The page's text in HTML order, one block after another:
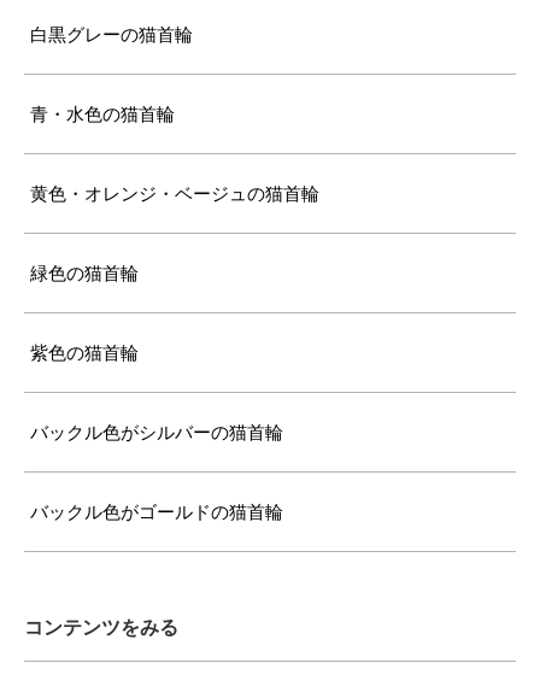
白黒グレーの猫首輪
青・水色の猫首輪
黄色・オレンジ・ベージュの猫首輪
緑色の猫首輪
紫色の猫首輪
バックル色がシルバーの猫首輪
バックル色がゴールドの猫首輪
コンテンツをみる